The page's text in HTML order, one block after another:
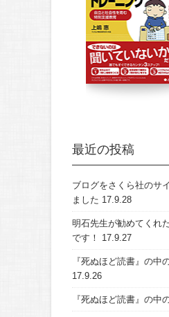
最近の投稿
ブログをさくら社のサ
ました 17.9.28
明石先生が勧めてくれ
です！
17.9.27
『死ぬほど読書』の中
17.9.26
『死ぬほど読書』の中